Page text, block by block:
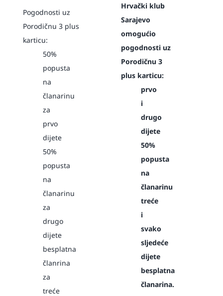
Pogodnosti uz
Porodičnu 3 plus
karticu:
50%
popusta
na
članarinu
za
prvo
dijete
50%
popusta
na
članarinu
za
drugo
dijete
besplatna
članrina
za
treće
Hrvački klub
Sarajevo
omogućio
pogodnosti uz
Porodičnu 3
plus karticu:
prvo
i
drugo
dijete
50%
popusta
na
članarinu
treće
i
svako
sljedeće
dijete
besplatna
članarina.